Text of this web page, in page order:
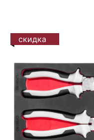
скидка